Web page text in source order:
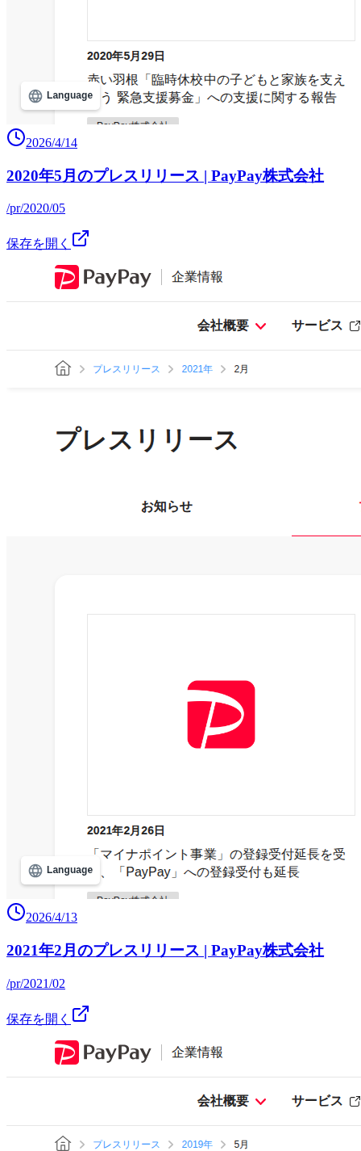
2026/4/14
2020年5月のプレスリリース | PayPay株式会社
/pr/2020/05
保存を開く
2026/4/13
2021年2月のプレスリリース | PayPay株式会社
/pr/2021/02
保存を開く